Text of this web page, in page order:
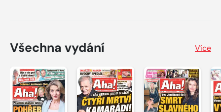
Všechna vydání Více